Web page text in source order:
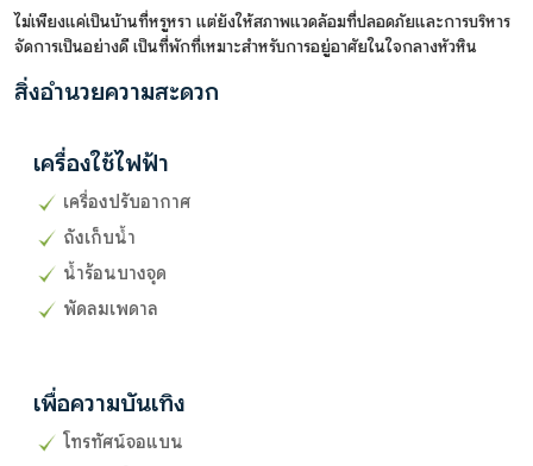
ไม่เพียงแค่เป็นบ้านที่หรูหรา แต่ยังให้สภาพแวดล้อมที่ปลอดภัยและการบริหาร
จัดการเป็นอย่างดี เป็นที่พักที่เหมาะสำหรับการอยู่อาศัยในใจกลางหัวหิน
สิ่งอำนวยความสะดวก
เครื่องใช้ไฟฟ้า
เครื่องปรับอากาศ
ถังเก็บน้ำ
น้ำร้อนบางจุด
พัดลมเพดาล
เพื่อความบันเทิง
โทรทัศน์จอแบน